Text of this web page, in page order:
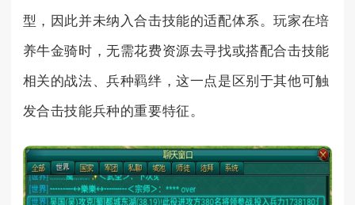
型，因此并未纳入合击技能的适配体系。玩家在培
养牛金骑时，无需花费资源去寻找或搭配合击技能
相关的战法、兵种羁绊，这一点是区别于其他可触
发合击技能兵种的重要特征。